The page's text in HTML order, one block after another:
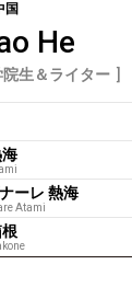
国
He
院生＆ライター
ーレ 熱海
Atami